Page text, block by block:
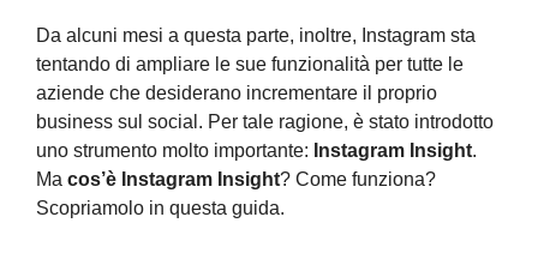
Da alcuni mesi a questa parte, inoltre, Instagram sta
tentando di ampliare le sue funzionalità per tutte le
aziende che desiderano incrementare il proprio
business sul social. Per tale ragione, è stato introdotto
uno strumento molto importante: Instagram Insight.
Ma cos’è Instagram Insight? Come funziona?
Scopriamolo in questa guida.